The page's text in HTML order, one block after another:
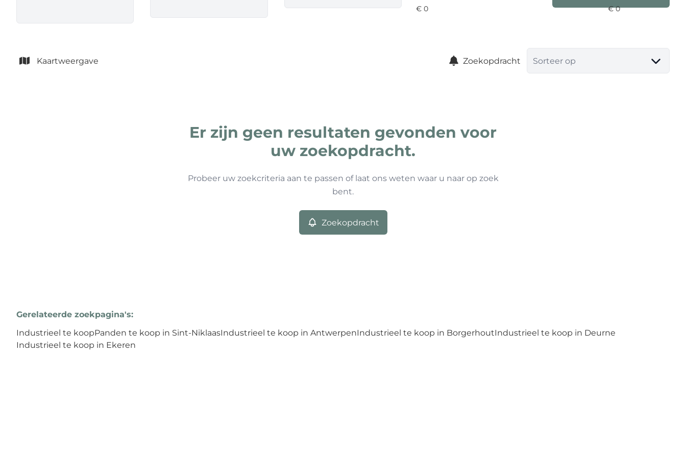
Kaartweergave Zoekopdracht Sorteer op
Er zijn geen resultaten gevonden voor
uw zoekopdracht.
Probeer uw zoekcriteria aan te passen of laat ons weten waar u naar op zoek
bent.
Zoekopdracht
Gerelateerde zoekpagina's:
Industrieel te koopPanden te koop in Sint-NiklaasIndustrieel te koop in AntwerpenIndustrieel te koop in BorgerhoutIndustrieel te koop in Deurne
Industrieel te koop in Ekeren